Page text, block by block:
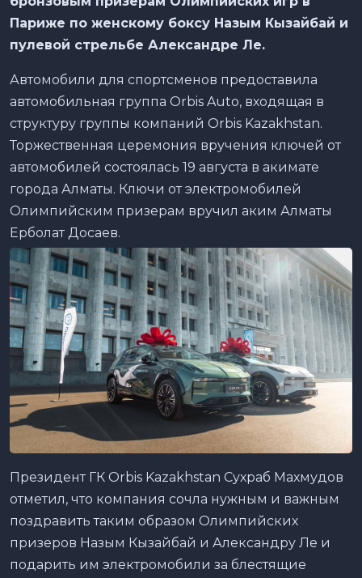
Париже по женскому боксу Назым Кызайбай и
пулевой стрельбе Александре Ле.
Автомобили для спортсменов предоставила
автомобильная группа Orbis Auto, входящая в
структуру группы компаний Orbis Kazakhstan.
Торжественная церемония вручения ключей от
автомобилей состоялась 19 августа в акимате
города Алматы. Ключи от электромобилей
Олимпийским призерам вручил аким Алматы
Ерболат Досаев.
Президент ГК Orbis Kazakhstan Сухраб Махмудов
отметил, что компания сочла нужным и важным
поздравить таким образом Олимпийских
призеров Назым Кызайбай и Александру Ле и
подарить им электромобили за блестящие